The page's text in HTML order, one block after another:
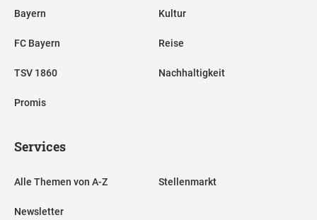
Bayern
FC Bayern
TSV 1860
Promis
Kultur
Reise
Nachhaltigkeit
Services
Alle Themen von A-Z
Newsletter
Stellenmarkt